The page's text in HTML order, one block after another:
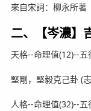
來自宋詞：柳永所著
二、【岑濃】
天格--命理值(12)--五
堅剛，堅毅克己卦 (
人格--命理值(32)--五